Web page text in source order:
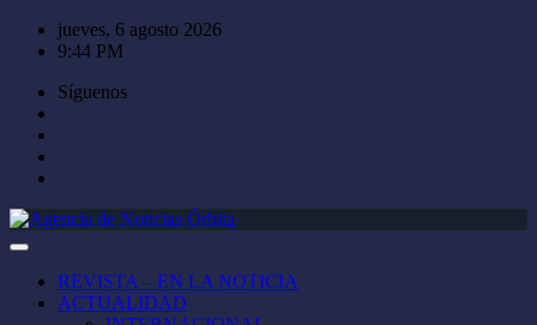
Saltar
jueves, 6 agosto 2026
9:44 PM
Síguenos
REVISTA – EN LA NOTICIA
ACTUALIDAD